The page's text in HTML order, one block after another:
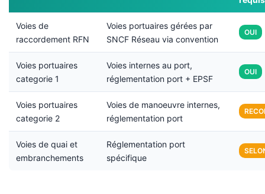
Voies de
raccordement RFN
Voies portuaires gérées par
SNCF Réseau via convention
OUI
Voies portuaires
categorie 1
Voies internes au port,
réglementation port + EPSF
OUI
Voies portuaires
categorie 2
Voies de manoeuvre internes,
réglementation port
Voies de quai et
embranchements
Réglementation port
spécifique